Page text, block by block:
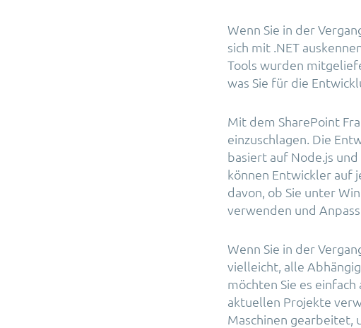
Wenn Sie in der
sich mit .NET
Tools wurden
was Sie für die
Mit dem SharePoint
einzuschlagen. Die
basiert auf Node.js
können Entwickler auf
davon, ob Sie unter
verwenden und
Wenn Sie in der
vielleicht, alle
möchten Sie es
aktuellen Projekte
Maschinen gearbeitet,